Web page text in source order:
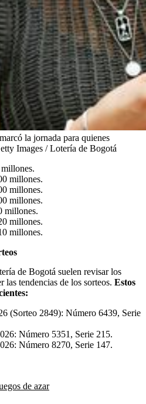
la jornada para quienes
Images / Lotería de Bogotá
millones.
millones.
millones.
millones.
millones.
millones.
de Bogotá suelen revisar los
las tendencias de los sorteos. Estos
(Sorteo 2849): Número 6439, Serie
Número 5351, Serie 215.
Número 8270, Serie 147.
de azar